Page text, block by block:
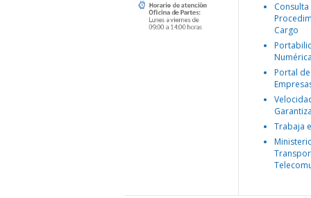
Consulta
Cargo
Portal
Trabaja